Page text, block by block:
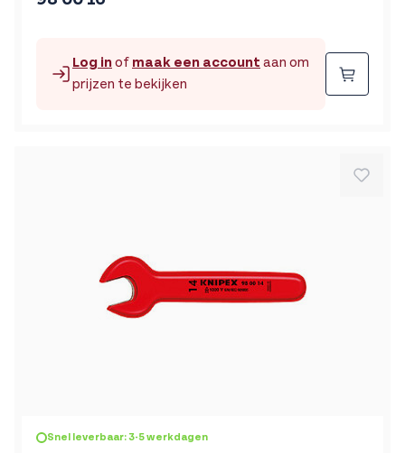
Log inof maak een account aan om
prijzen te bekijken
Snel leverbaar: 3-5 werkdagen